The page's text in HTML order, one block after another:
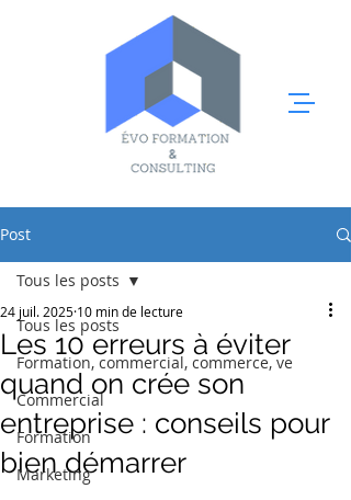
Post
Tous les posts
Formation, commercial, commerce, ve
Commercial
Formation
Marketing
Tous les posts
Les 10 erreurs à éviter
quand on crée son
entreprise : conseils pour
bien démarrer
24 juil. 2025 10 min de lecture